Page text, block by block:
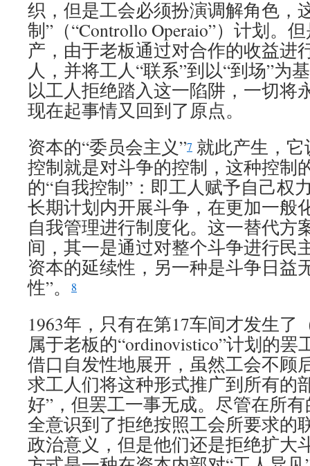
织，但是工会必须扮演调解角色，
制”（“Controllo Operaio”）计划。
产，由于老板通过对合作的收益进
人，并将工人“联系”到以“到场”为
以工人拒绝踏入这一陷阱，一切将
现在起事情又回到了原点。
资本的“委员会主义”7 就此产生，
控制就是对斗争的控制，这种控制
的“自我控制”：即工人赋予自己权
长期计划内开展斗争，在更加一般
自我管理进行制度化。这一替代方
间，其一是通过对整个斗争进行民
资本的延续性，另一种是斗争日益
性”。
8
1963年，只有在第17车间才发生了
属于老板的“ordinovistico”计划的
借口自发性地展开，虽然工会不顾
求工人们将这种形式推广到所有的
好”，但罢工一事无成。尽管在所
全意识到了拒绝按照工会所要求的
政治意义，但是他们还是拒绝扩大